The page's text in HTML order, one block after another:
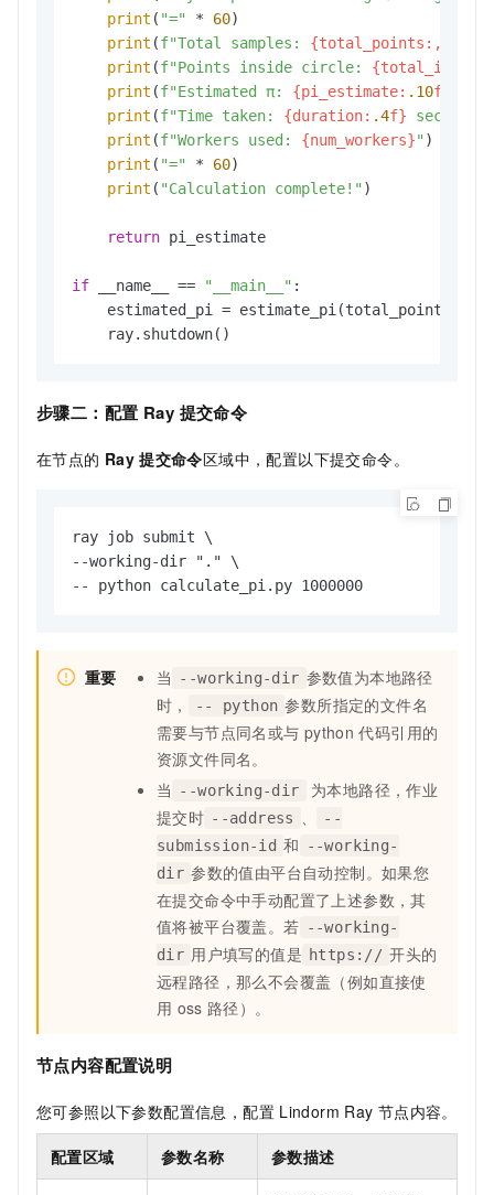
print ( "=" * 60)
print (f"Total samples: {total_points:,}
print (f"Points inside circle:
print (f"Estimated π: {pi_estimate: .10f}
print (f"Time taken: {duration: .4f} seconds"
print (f"Workers used: {num_workers}" )
print ( "=" * 60)
print ( "Calculation complete!" )
return pi_estimate
if __name__ == "__main__" :
    estimated_pi = estimate_pi(total_points=
    ray.shutdown()
步骤二：配置 Ray 提交命令
在节点的 Ray 提交命令区域中，配置以下提交命令。
ray job submit \
--working-dir "." \
-- python calculate_pi.py 1000000
重要 当 --working-dir 参数值为本地路径
时，
-- python 参数所指定的文件名
需要与节点同名或与 python 代码引用的
资源文件同名。
当
--working-dir
为本地路径，作业
提交时 --address
--
submission-id 和
--working-
dir 参数的值由平台自动控制。如果您
在提交命令中手动配置了上述参数，其
值将被平台覆盖。若 --working-
dir 用户填写的值是 https:// 开头的
远程路径，那么不会覆盖（例如直接使
用 oss 路径）。
节点内容配置说明
您可参照以下参数配置信息，配置 Lindorm Ray 节点内容。
配置区域 参数名称 参数描述